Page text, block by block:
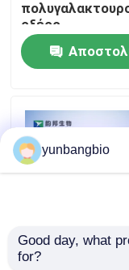
Ποιοτικός
Μας ελάτε σε
Ειδήσεις
Περιπτώσεις
βιολογικοί
βιοχημικά
οξέος
3- ((1-Νάφθιο
yunbangbio
Good day, what
for?